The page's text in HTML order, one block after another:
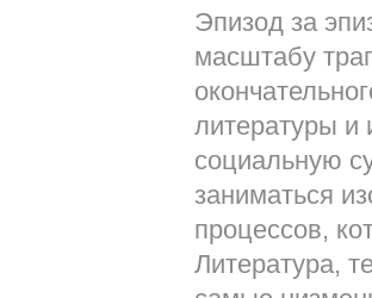
Эпизод за
масштабу
литературы и
социальную
заниматься
процессов,
Литература,